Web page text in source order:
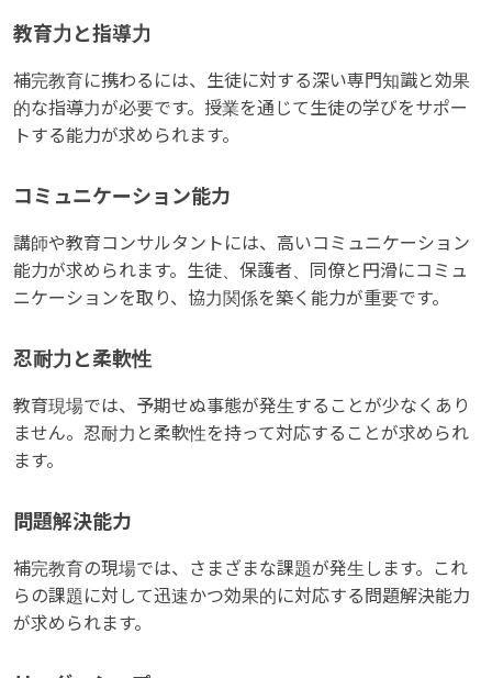
教育力と指導力
補完教育に携わるには、生徒に対する深い専門知識と効果
的な指導力が必要です。授業を通じて生徒の学びをサポー
トする能力が求められます。
コミュニケーション能力
講師や教育コンサルタントには、高いコミュニケーション
能力が求められます。生徒、保護者、同僚と円滑にコミュ
ニケーションを取り、協力関係を築く能力が重要です。
忍耐力と柔軟性
教育現場では、予期せぬ事態が発生することが少なくあり
ません。忍耐力と柔軟性を持って対応することが求められ
ます。
問題解決能力
補完教育の現場では、さまざまな課題が発生します。これ
らの課題に対して迅速かつ効果的に対応する問題解決能力
が求められます。